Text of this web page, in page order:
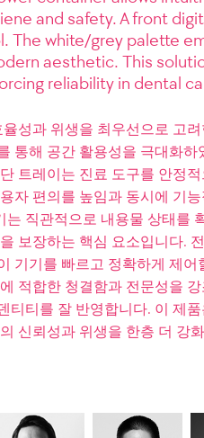
and safety. A front
The white/grey palette
aesthetic. This
reliability in dental
성과 위생을 최우선으로 고
통해 공간 활용성을 극대화
트레이는 진료 도구를 안정
자 편의를 높임과 동시에 기
는 직관적으로 내용물 상태를
보장하는 핵심 요소입니다.
기기를 빠르고 정확하게 제어
적합한 청결함과 전문성을
티티를 잘 반영합니다. 이 제
신뢰성과 위생을 한층 더 강